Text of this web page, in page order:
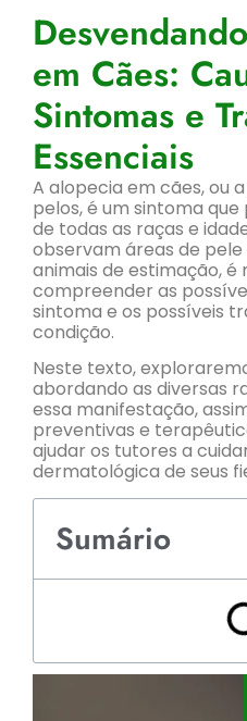
em Cães:
Sintomas e
Essenciais
A alopecia em cães, ou
pelos, é um sintoma
de todas as raças e
observam áreas de pele
animais de estimação, é
compreender as
sintoma e os possíveis
condição.
Neste texto,
abordando as diversas
essa manifestação,
preventivas e
ajudar os tutores a
dermatológica de seus
Sumário